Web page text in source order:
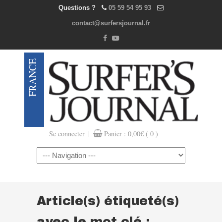
Questions ? 05 59 54 95 93
contact@surfersjournal.fr
Se connecter | Panier : 0,00€ ( 0 )
Navigation
Article(s) étiqueté(s)